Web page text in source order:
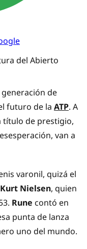
del Abierto
de
futuro de la ATP. A
título de prestigio,
van a
varonil, quizá el
Kurt Nielsen, quien
Rune contó en
punta de lanza
uno del mundo.